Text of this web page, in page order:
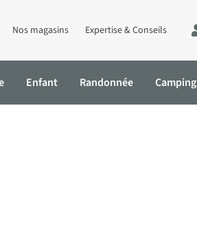
Nos magasins Expertise & Conseils
Enfant Randonnée Camping